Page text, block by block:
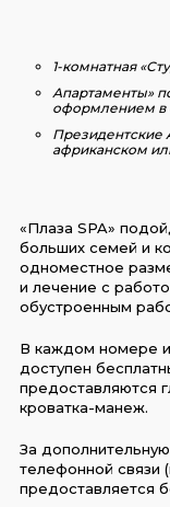
1-комнатная
Апартаменты»
оформлением в
Президентские
африканском
«Плаза SPA»
больших семей и
одноместное
и лечение с
обустроенным
В каждом номере и
доступен
предоставляются
кроватка-манеж.
За
телефонной связи
предоставляется